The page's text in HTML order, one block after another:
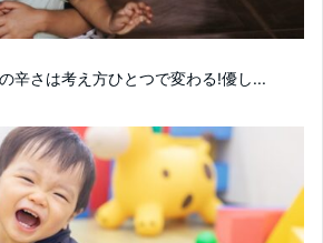
辛さは考え方ひとつで変わる!優し...